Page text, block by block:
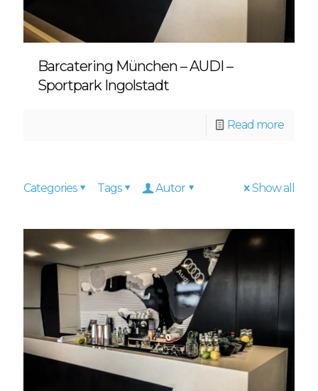
Barcatering München – AUDI –
Sportpark Ingolstadt
Read more
Categories Tags Autor Show all